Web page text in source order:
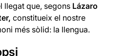
llegat que, segons Lázaro
constitueix el nostre
més sòlid: la llengua.